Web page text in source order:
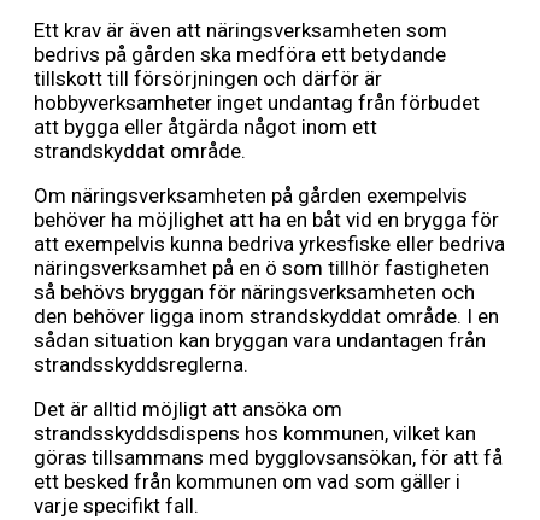
Ett krav är även att näringsverksamheten som
bedrivs på gården ska medföra ett betydande
tillskott till försörjningen och därför är
hobbyverksamheter inget undantag från förbudet
att bygga eller åtgärda något inom ett
strandskyddat område.
Om näringsverksamheten på gården exempelvis
behöver ha möjlighet att ha en båt vid en brygga för
att exempelvis kunna bedriva yrkesfiske eller bedriva
näringsverksamhet på en ö som tillhör fastigheten
så behövs bryggan för näringsverksamheten och
den behöver ligga inom strandskyddat område. I en
sådan situation kan bryggan vara undantagen från
strandsskyddsreglerna.
Det är alltid möjligt att ansöka om
strandsskyddsdispens hos kommunen, vilket kan
göras tillsammans med bygglovsansökan, för att få
ett besked från kommunen om vad som gäller i
varje specifikt fall.